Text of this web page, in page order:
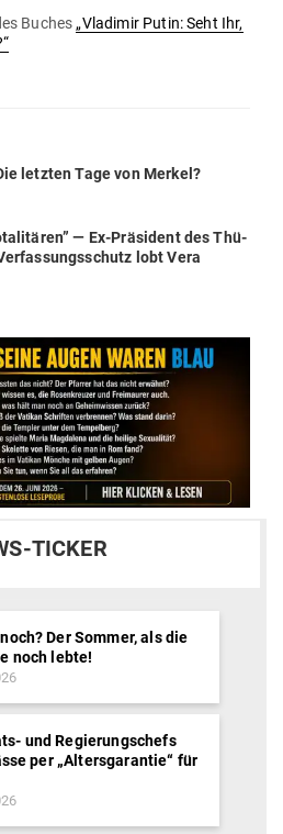
Buches „Vla­dimir Putin: Seht Ihr,
letzten Tage von Merkel?
— Ex-Prä­sident des Thü­
lobt Vera
TICKER
Der Sommer, als die
noch lebte!
und Regierungschefs
per „Altersgarantie“ für